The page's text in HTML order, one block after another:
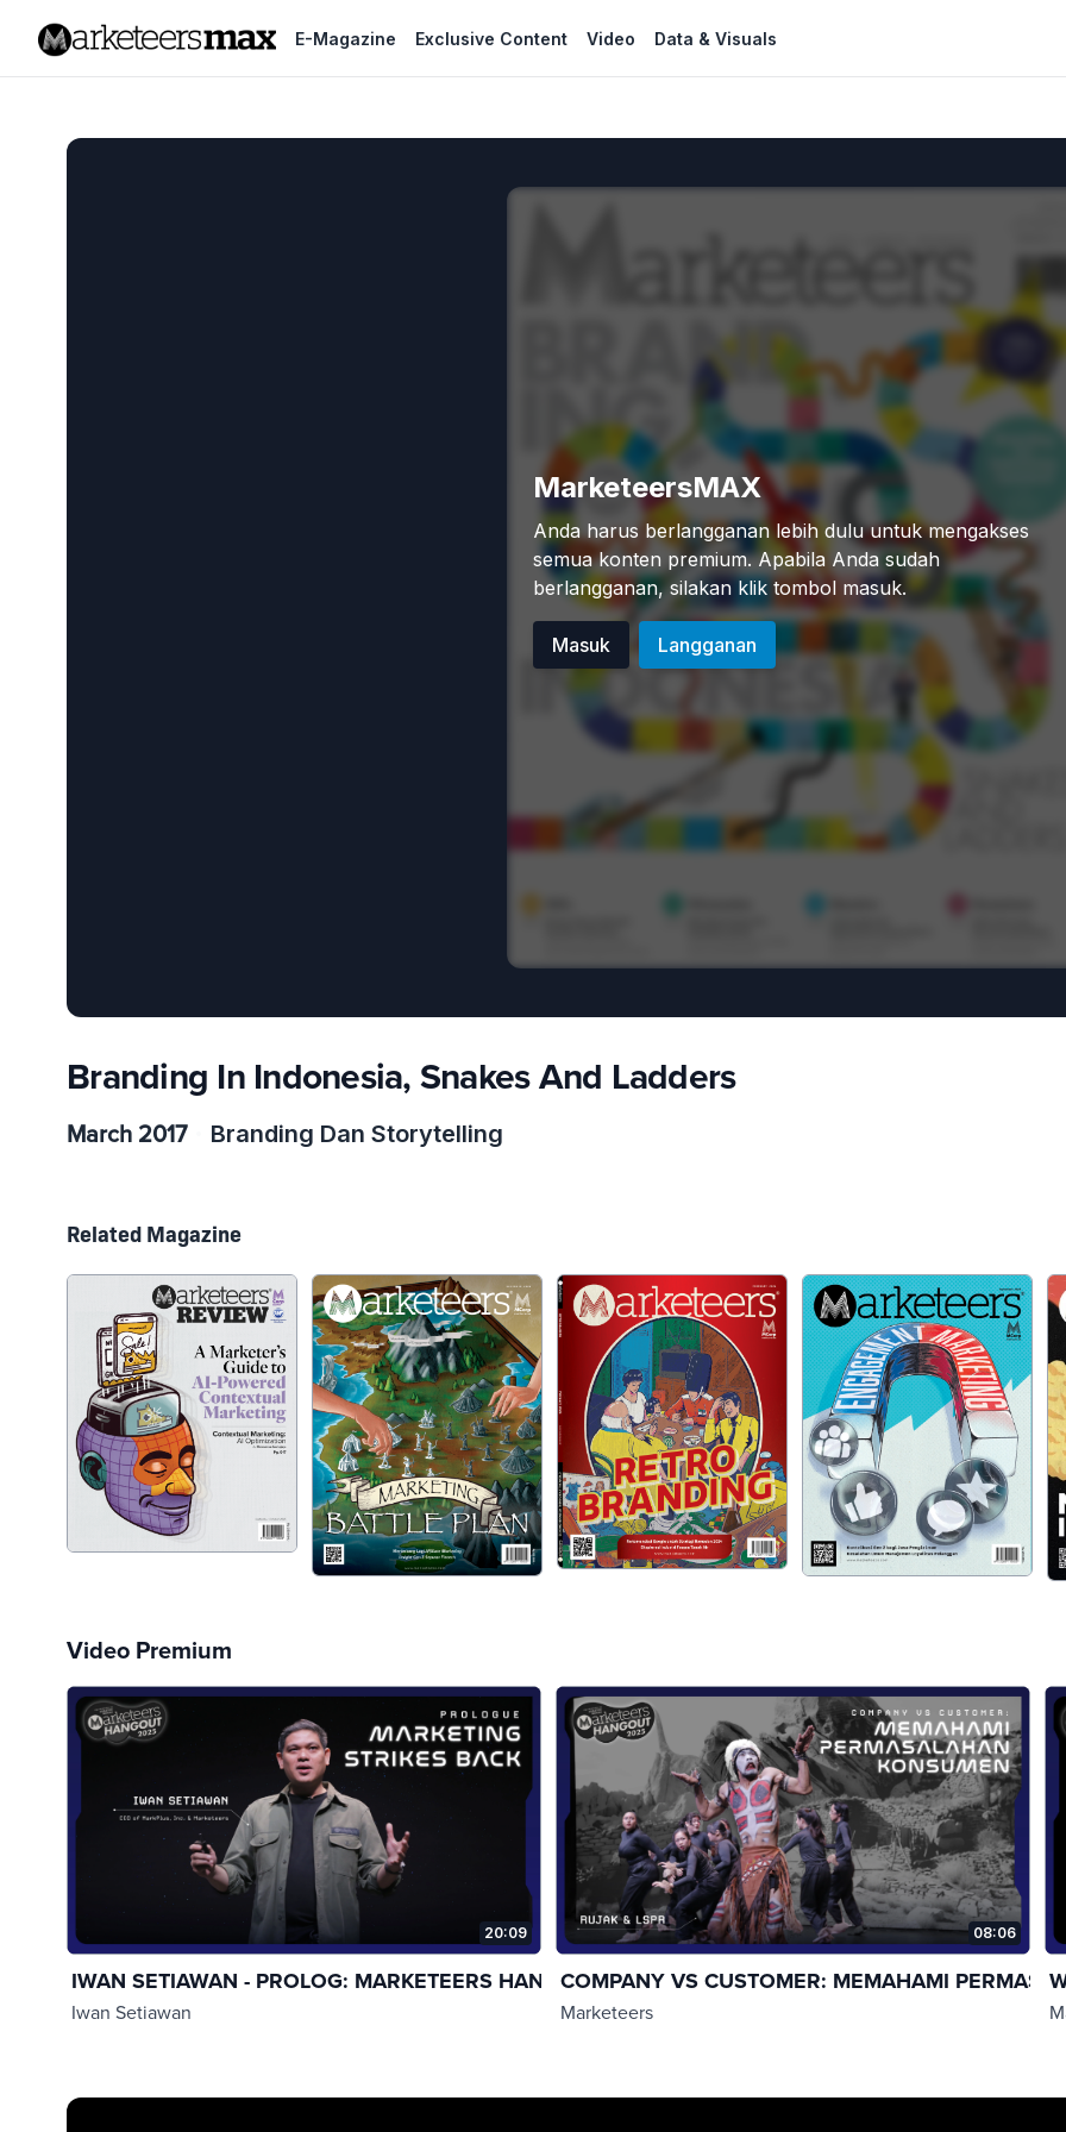
E-Magazine Exclusive Content Video Data & Visuals
MarketeersMAX
Anda harus berlangganan lebih dulu untuk mengakses
semua konten premium. Apabila Anda sudah
berlangganan, silakan klik tombol masuk.
Masuk Langganan
Branding In Indonesia, Snakes And Ladders
March 2017 Branding Dan Storytelling
Related Magazine
Video Premium
20:09
IWAN SETIAWAN - PROLOG: MARKETEERS HANGOUT...
Iwan Setiawan
08:06
COMPANY VS CUSTOMER: MEMAHAMI
Marketeers